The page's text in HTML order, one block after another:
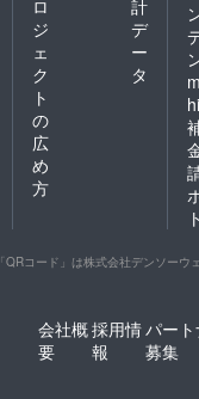
ロ
ジ
ェ
ク
ト
の
広
め
方
計
デ
ー
タ
ト
「QRコード」は株式会社デンソーウ
会社概
要
採用情
報
パー
募集